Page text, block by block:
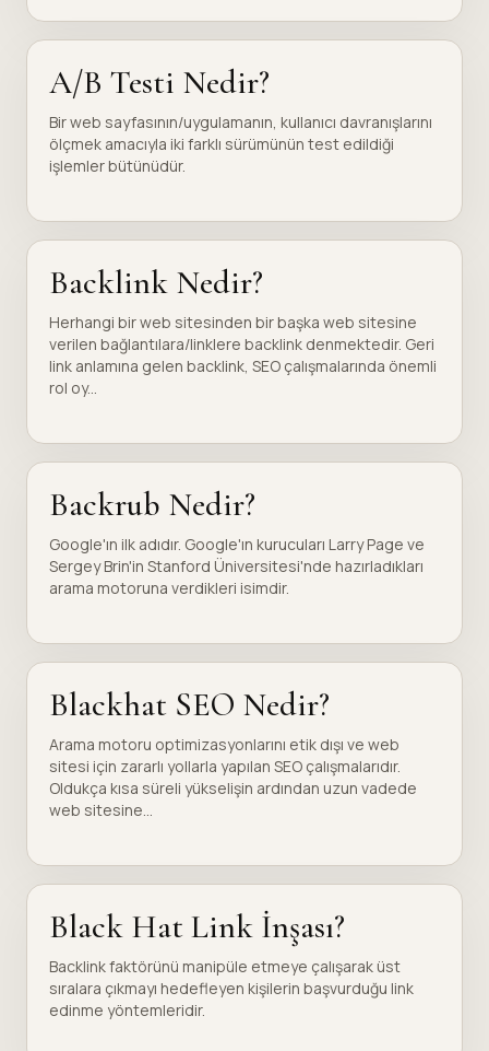
A/B Testi Nedir?
Bir web sayfasının/uygulamanın, kullanıcı davranışlarını
ölçmek amacıyla iki farklı sürümünün test edildiği
işlemler bütünüdür.
Backlink Nedir?
Herhangi bir web sitesinden bir başka web sitesine
verilen bağlantılara/linklere backlink denmektedir. Geri
link anlamına gelen backlink, SEO çalışmalarında önemli
rol oy...
Backrub Nedir?
Google'ın ilk adıdır. Google'ın kurucuları Larry Page ve
Sergey Brin'in Stanford Üniversitesi'nde hazırladıkları
arama motoruna verdikleri isimdir.
Blackhat SEO Nedir?
Arama motoru optimizasyonlarını etik dışı ve web
sitesi için zararlı yollarla yapılan SEO çalışmalarıdır.
Oldukça kısa süreli yükselişin ardından uzun vadede
web sitesine...
Black Hat Link İnşası?
Backlink faktörünü manipüle etmeye çalışarak üst
sıralara çıkmayı hedefleyen kişilerin başvurduğu link
edinme yöntemleridir.